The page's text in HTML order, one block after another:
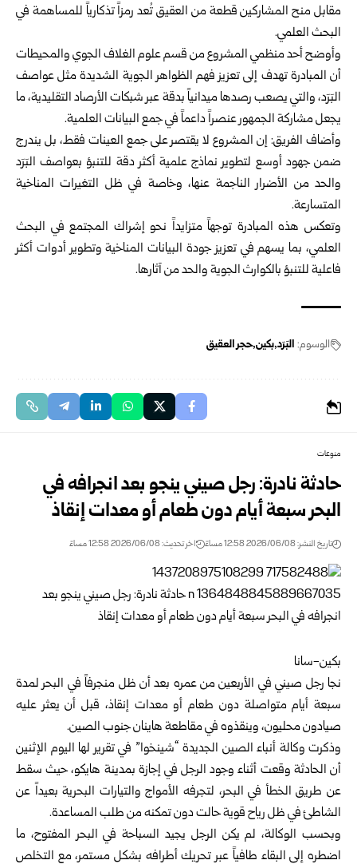
مقابل منح المشاركين قطعة من العقيق تُعد رمزاً تذكارياً للمساهمة في
البحث العلمي.
وأوضح أحد منظمي المشروع من قسم علوم الغلاف الجوي والمحيطات
أن المبادرة تهدف إلى تعزيز فهم الظواهر الجوية الشديدة مثل عواصف
البَرَد، والتي يصعب رصدها ميدانياً بدقة عبر شبكات الأرصاد التقليدية، ما
يجعل مشاركة الجمهور عنصراً داعماً في جمع البيانات العلمية.
وأضاف الفريق: إن المشروع لا يقتصر على جمع العينات فقط، بل يندرج
ضمن جهود أوسع لتطوير نماذج علمية أكثر دقة للتنبؤ بعواصف البَرَد
والحد من الأضرار الناجمة عنها، وخاصة في ظل التغيرات المناخية
المتسارعة.
وتعكس هذه المبادرة توجهاً متزايداً نحو إشراك المجتمع في البحث
العلمي، بما يسهم في تعزيز جودة البيانات المناخية وتطوير أدوات أكثر
فاعلية للتنبؤ بالكوارث الجوية والحد من آثارها.
الوسوم: البَرَد بكين حجر العقيق
منوعات
حادثة نادرة: رجل صيني ينجو بعد انجرافه في
البحر سبعة أيام دون طعام أو معدات إنقاذ
تاريخ النشر: 2026/06/08 12:58 مساءً اخر تحديث: 2026/06/08 12:58 مساءً
بكين-سانا
نجا رجل صيني في الأربعين من عمره بعد أن ظل منجرفاً في البحر لمدة
سبعة أيام متواصلة دون طعام أو معدات إنقاذ، قبل أن يعثر عليه
صيادون محليون، وينقذوه في مقاطعة هاينان جنوب الصين.
وذكرت وكالة أنباء الصين الجديدة “شينخوا” في تقرير لها اليوم الإثنين
أن الحادثة وقعت أثناء وجود الرجل في إجازة بمدينة هايكو، حيث سقط
عن طريق الخطأ في البحر، لتجرفه الأمواج والتيارات البحرية بعيداً عن
الشاطئ في ظل رياح قوية حالت دون تمكنه من طلب المساعدة.
وبحسب الوكالة، لم يكن الرجل يجيد السباحة في البحر المفتوح، ما
اضطره إلى البقاء طافياً عبر تحريك أطرافه بشكل مستمر، مع التخلص